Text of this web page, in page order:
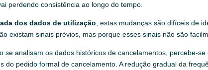
perdendo consistência ao longo do tempo.
dos dados de utilização , estas mudanças são difíceis de
existam sinais prévios, mas porque esses sinais não são
se analisam os dados históricos de cancelamentos, percebe-
do pedido formal de cancelamento. A redução gradual da